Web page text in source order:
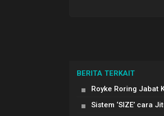
BERITA TERKAIT
Royke Roring Jabat
Sistem ‘SIZE’ cara